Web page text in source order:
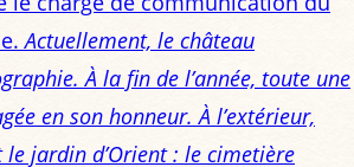
Actuellement, le château
À la fin de l’année, toute une
en son honneur. À l’extérieur,
le jardin d’Orient : le cimetière